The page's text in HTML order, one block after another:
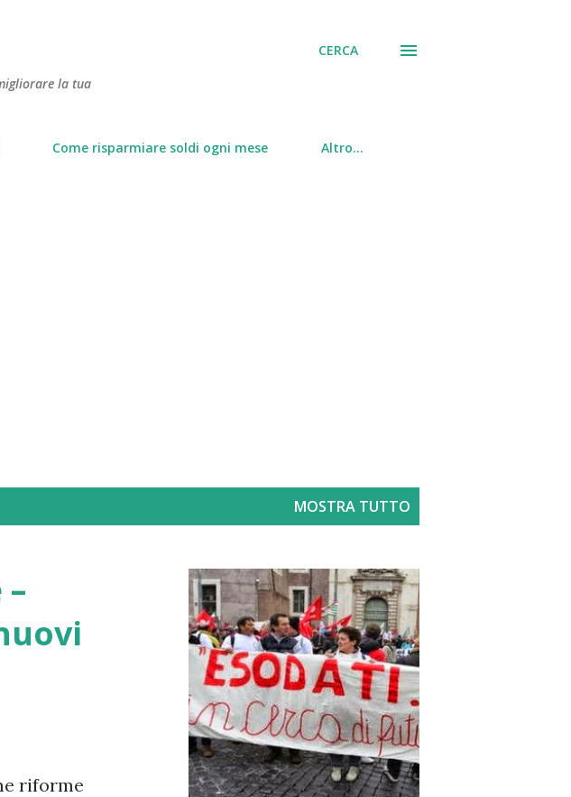
la tua
CERCA
Come risparmiare soldi ogni mese Altro…
MOSTRA TUTTO
riforme